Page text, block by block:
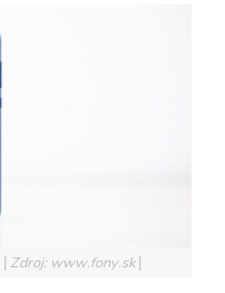
Zdroj: www.fony.sk